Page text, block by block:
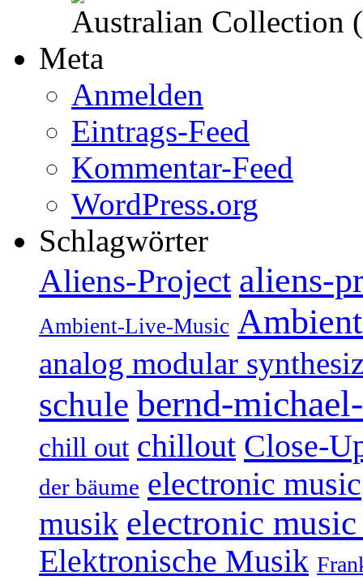
Australian Collection
Meta
Anmelden
Eintrags-Feed
Kommentar-Feed
WordPress.org
Schlagwörter
Aliens-Project aliens-
Ambient-Live-Music
analog modular
schule bernd-
chill out chillout Close-
der bäume electronic music
musik electronic
Elektronische Musik